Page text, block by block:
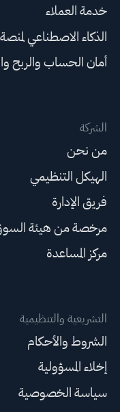
خدمة العملاء
الذكاء الاصطناعي
أمان الحساب والربح
الشركة
من نحن
الهيكل التنظيمي
فريق الإدارة
مرخصة من هيئة السوق
مركز المساعدة
التشريعية والتنظيمية
الشروط والأحكام
إخلاء المسؤولية
سياسة الخصوصية